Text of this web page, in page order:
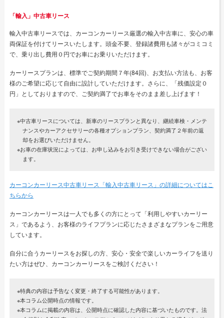
「輸入」中古車リース
輸入中古車リースでは、カーコンカーリース厳選の輸入中古車に、安心の車
両保証を付けてリースいたします。頭金不要、登録諸費用も諸々がコミコミ
で、乗り出し費用０円でお車にお乗りいただけます。
カーリースプランは、標準でご契約期間７年(84回)、お支払い方法も、お客
様のご希望に応じて自由に設計していただけます。さらに、「残価設定０
円」としておりますので、ご契約満了でお車をそのまま差し上げます！
※中古車リースについては、新車のリースプランと異なり、継続車検・メンテ
ナンスやカーアクセサリーの各種オプションプラン、契約満了２年前の返
却をお選びいただけません。
※お車の在庫状況によっては、お申し込みをお引き受けできない場合がござい
ます。
カーコンカーリース中古車リース「輸入中古車リース」の詳細についてはこ
ちらから
カーコンカーリースは一人でも多くの方にとって「利用しやすいカーリー
ス」であるよう、お客様のライフプランに応じたさまざまなプランをご用意
しています。
自分に合うカーリースをお探しの方、安心・安全で楽しいカーライフを送り
たい方はぜひ、カーコンカーリースをご検討ください！
※特典の内容は予告なく変更・終了する可能性があります。
※本コラム公開時点の情報です。
※本コラムに掲載の内容は、公開時点に確認した内容に基づいたものです。法